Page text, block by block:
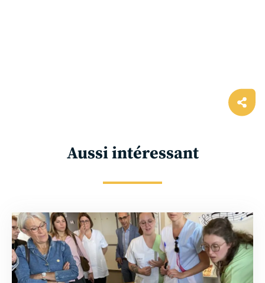
Aussi intéressant
En
savoir
plus